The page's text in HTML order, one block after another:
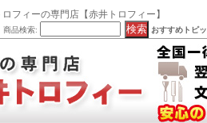
フィーの専門店【赤井トロフィー】
商品検索: おすすめトピ